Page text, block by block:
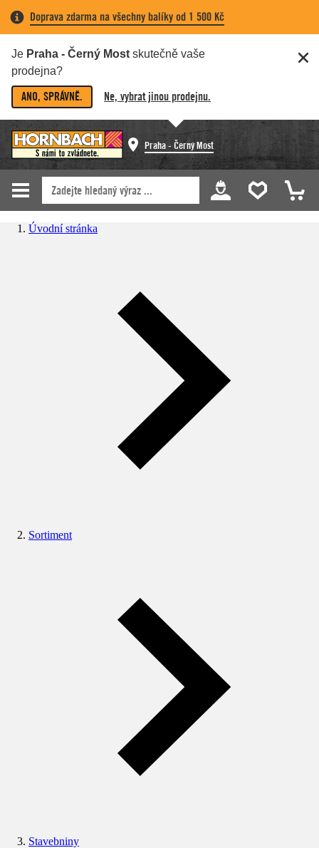
Doprava zdarma na všechny balíky od 1 500 Kč
Je Praha - Černý Most skutečně vaše
prodejna?
ANO, SPRÁVNĚ. Ne, vybrat jinou prodejnu.
Praha - Černý Most
Úvodní stránka
Sortiment
Stavebniny